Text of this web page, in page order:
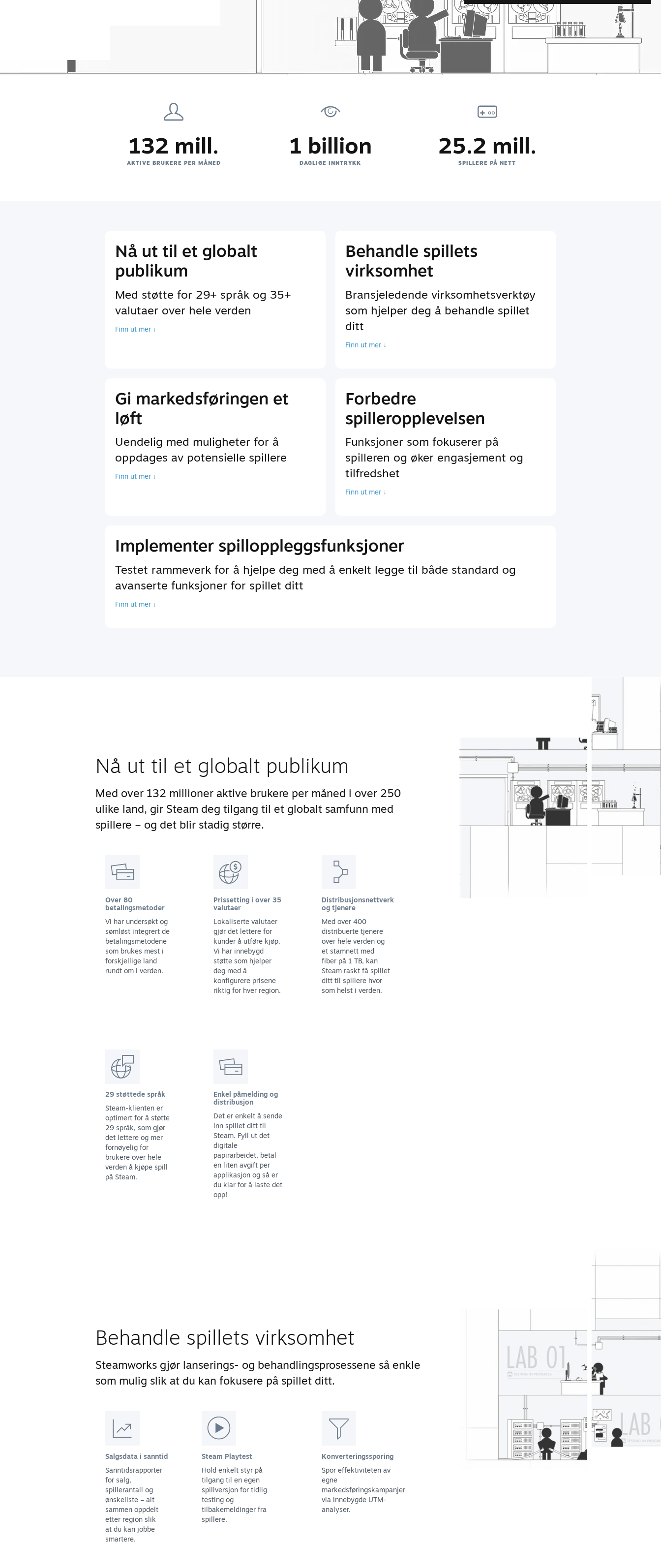
132 mill.
AKTIVE BRUKERE PER MÅNED
1 billion
DAGLIGE INNTRYKK
25.2 mill.
SPILLERE PÅ NETT
Nå ut til et globalt
publikum
Med støtte for 29+ språk og 35+
valutaer over hele verden
Finn ut mer ↓
Behandle spillets
virksomhet
Bransjeledende virksomhetsverktøy
som hjelper deg å behandle spillet
ditt
Finn ut mer ↓
Gi markedsføringen et
løft
Uendelig med muligheter for å
oppdages av potensielle spillere
Finn ut mer ↓
Forbedre
spilleropplevelsen
Funksjoner som fokuserer på
spilleren og øker engasjement og
tilfredshet
Finn ut mer ↓
Implementer spilloppleggsfunksjoner
Testet rammeverk for å hjelpe deg med å enkelt legge til både standard og
avanserte funksjoner for spillet ditt
Finn ut mer ↓
Nå ut til et globalt publikum
Med over 132 millioner aktive brukere per måned i over 250
ulike land, gir Steam deg tilgang til et globalt samfunn med
spillere – og det blir stadig større.
Over 80
betalingsmetoder
Vi har undersøkt og
sømløst integrert de
betalingsmetodene
som brukes mest i
forskjellige land
rundt om i verden.
Prissetting i over 35
valutaer
Lokaliserte valutaer
gjør det lettere for
kunder å utføre kjøp.
Vi har innebygd
støtte som hjelper
deg med å
konfigurere prisene
riktig for hver region.
Distribusjonsnettverk
og tjenere
Med over 400
distribuerte tjenere
over hele verden og
et stamnett med
fiber på 1 TB, kan
Steam raskt få spillet
ditt til spillere hvor
som helst i verden.
29 støttede språk
Steam-klienten er
optimert for å støtte
29 språk, som gjør
det lettere og mer
fornøyelig for
brukere over hele
verden å kjøpe spill
på Steam.
Enkel påmelding og
distribusjon
Det er enkelt å sende
inn spillet ditt til
Steam. Fyll ut det
digitale
papirarbeidet, betal
en liten avgift per
applikasjon og så er
du klar for å laste det
opp!
Behandle spillets virksomhet
Steamworks gjør lanserings- og behandlingsprosessene så enkle
som mulig slik at du kan fokusere på spillet ditt.
Salgsdata i sanntid
Sanntidsrapporter
for salg,
spillerantall og
ønskeliste – alt
sammen oppdelt
etter region slik
at du kan jobbe
smartere.
Steam Playtest
Hold enkelt styr på
tilgang til en egen
spillversjon for tidlig
testing og
tilbakemeldinger fra
spillere.
Konverteringssporing
Spor effektiviteten av
egne
markedsføringskampanjer
via innebygde UTM-
analyser.